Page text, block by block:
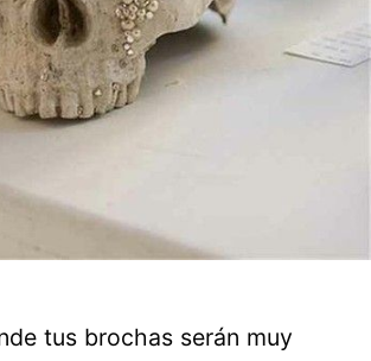
tus brochas serán muy